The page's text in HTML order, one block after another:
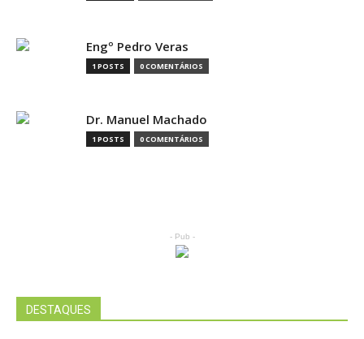
Engº Pedro Veras
1 POSTS 0 COMENTÁRIOS
Dr. Manuel Machado
1 POSTS 0 COMENTÁRIOS
- Pub -
DESTAQUES